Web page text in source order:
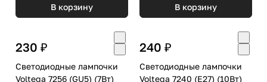
В корзину В корзину
230 ₽
Светодиодные лампочки
Voltega 7256 (GU5) (7Вт)
240 ₽
Светодиодные лампочки
Voltega 7240 (E27) (10Вт)